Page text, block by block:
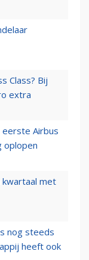
Class? Bij
extra
eerste Airbus
oplopen
kwartaal met
nog steeds
heeft ook